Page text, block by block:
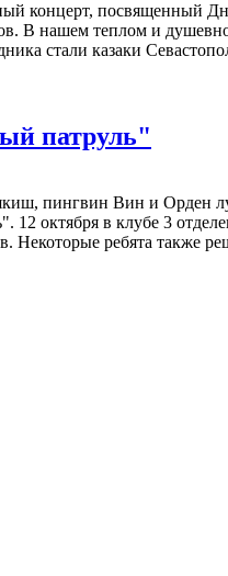
концерт, посвященный
В нашем теплом и
стали казаки
патруль"
пингвин Вин и Орден
12 октября в клубе 3
Некоторые ребята также